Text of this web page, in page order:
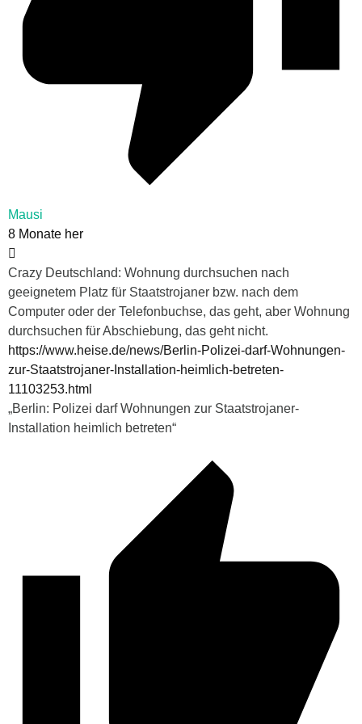
Mausi
8 Monate her
Crazy Deutschland: Wohnung durchsuchen nach
geeignetem Platz für Staatstrojaner bzw. nach dem
Computer oder der Telefonbuchse, das geht, aber Wohnung
durchsuchen für Abschiebung, das geht nicht.
https://www.heise.de/news/Berlin-Polizei-darf-Wohnungen-
zur-Staatstrojaner-Installation-heimlich-betreten-
11103253.html
„Berlin: Polizei darf Wohnungen zur Staatstrojaner-
Installation heimlich betreten“